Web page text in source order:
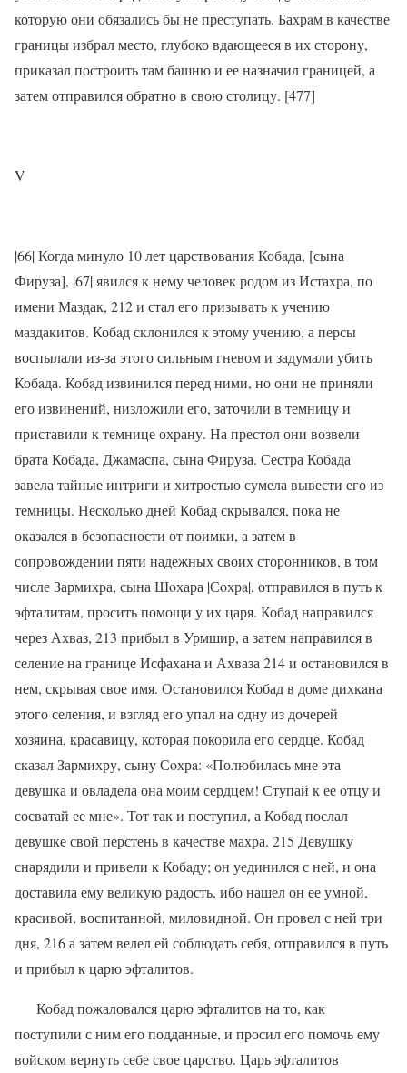
которую они обязались бы не преступать. Бахрaм в качестве
границы избрал место, глубоко вдающееся в их сторону,
приказал построить там башню и ее назначил границей, а
затем отправился обратно в свою столицу. [477]
V
|66| Когда минуло 10 лет царствования Кобaда, [сына
Фируза], |67| явился к нему человек родом из Истахра, по
имени Маздак, 212 и стал его призывать к учению
маздакитов. Кобaд склонился к этому учению, а персы
воспылали из-за этого сильным гневом и задумали убить
Кобaда. Кобaд извинился перед ними, но они не приняли
его извинений, низложили его, заточили в темницу и
приставили к темнице охрану. На престол они возвели
брата Кобaда, Джaмaспа, сына Фируза. Сестра Кобaда
завела тайные интриги и хитростью сумела вывести его из
темницы. Несколько дней Кобaд скрывался, пока не
оказался в безопасности от поимки, а затем в
сопровождении пяти надежных своих сторонников, в том
числе Зармихра, сына Шoхара |Сoхрa|, отправился в путь к
эфталитам, просить помощи у их царя. Кобaд направился
через Ахваз, 213 прибыл в Урмшир, а затем направился в
селение на границе Исфахана и Ахваза 214 и остановился в
нем, скрывая свое имя. Остановился Кобад в доме дихкaна
этого селения, и взгляд его упал на одну из дочерей
хозяина, красавицу, которая покорила его сердце. Кобaд
сказал Зармихру, сыну Сoхрa: «Полюбилась мне эта
девушка и овладела она моим сердцем! Ступай к ее отцу и
сосватай ее мне». Тот так и поступил, а Кобaд послал
девушке свой перстень в качестве махра. 215 Девушку
снарядили и привели к Кобaду; он уединился с ней, и она
доставила ему великую радость, ибо нашел он ее умной,
красивой, воспитанной, миловидной. Он провел с ней три
дня, 216 а затем велел ей соблюдать себя, отправился в путь
и прибыл к царю эфталитов.
Кобaд пожаловался царю эфталитов на то, как
поступили с ним его подданные, и просил его помочь ему
войском вернуть себе свое царство. Царь эфталитов